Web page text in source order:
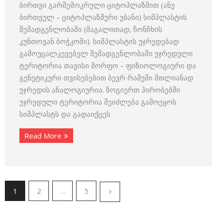
ბირთვი გარშემოკრული ციტოპლაზმით (ანუ
ბირთვულ – ციტოპლაზმური უბანი) სიმპლასტის
შემადგენლობაში (მაგალითად, ჩონჩხის
კუნთოვან ბოჭკოში). სიმპლასტის უჯრედებად
გამოუცალკევებელ შემადგენლობაში უჯრედული
ტერიტორია თავისი მორფო – ფიზიოლოგიური და
გენეტიკური თვისებებით ბევრ რამეში მთლიანად
უჯრედის ანალოგიურია. ზოგიერთ პირობებში
უჯრედული ტერიტორია შეიძლება გამოეყოს
სიმპლასტს და გადაიქცეს
Read More
1 2 … 5